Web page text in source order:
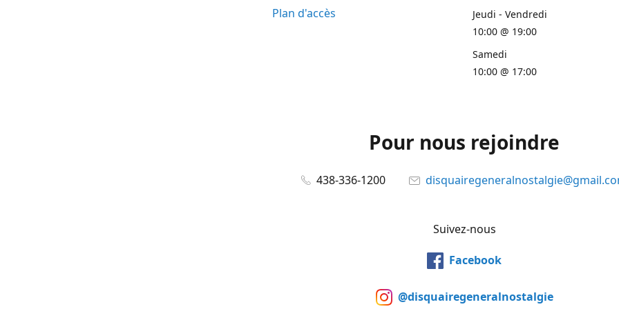
Plan d'accès
Jeudi - Vendredi
10:00 @ 19:00
Samedi
10:00 @ 17:00
Pour nous rejoindre
438-336-1200
Suivez-nous
Facebook
@disquairegeneralnostalgie